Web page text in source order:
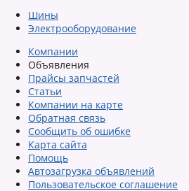
Шины
Электрооборудование
Компании
Объявления
Прайсы запчастей
Статьи
Компании на карте
Обратная связь
Сообщить об ошибке
Карта сайта
Помощь
Автозагрузка объявлений
Пользовательское соглашение